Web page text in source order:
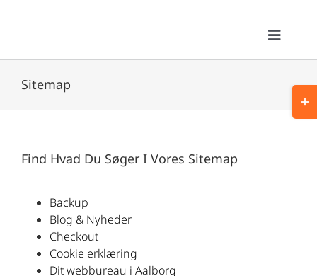
Toggle
Webløsninger
Bannere & Displays
Sitemap
Find Hvad Du Søger I Vores Sitemap
Backup
Blog & Nyheder
Checkout
Cookie erklæring
Dit webbureau i Aalborg